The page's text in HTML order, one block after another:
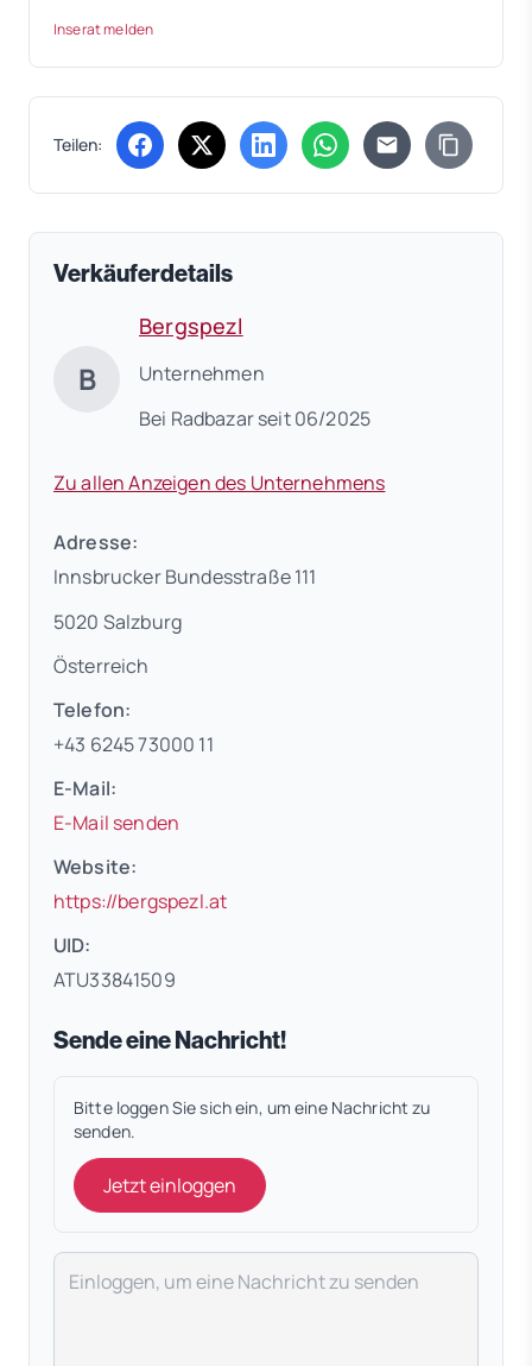
Inserat melden
Teilen: (öffnet in neuem Tab)
(öffnet in neuem Tab)
(öffnet in neuem Tab)
(öffnet in neuem Tab)
Verkäuferdetails
B
Bergspezl
Unternehmen
Bei Radbazar seit 06/2025
Zu allen Anzeigen des Unternehmens
Adresse:
Innsbrucker Bundesstraße 111
5020 Salzburg
Österreich
Telefon:
+43 6245 73000 11
E-Mail:
E-Mail senden
Website:
https://bergspezl.at(öffnet in neuem Tab)
UID:
ATU33841509
Sende eine Nachricht!
Bitte loggen Sie sich ein, um eine Nachricht zu
senden.
Jetzt einloggen
Deine Nachricht